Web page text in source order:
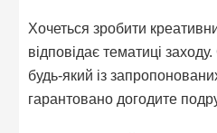
Хочеться зробити
відповідає тематиці
будь-який із
гарантовано догодите